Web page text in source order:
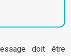
doit être